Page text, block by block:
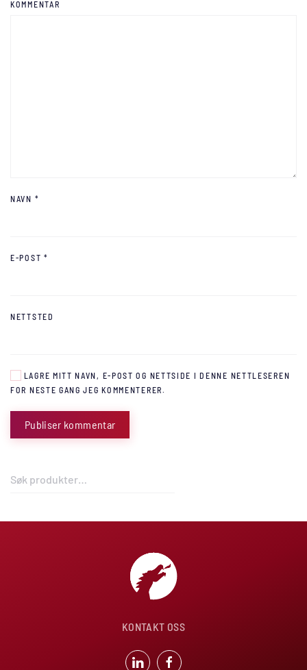
KOMMENTAR
NAVN *
E-POST *
NETTSTED
LAGRE MITT NAVN, E-POST OG NETTSIDE I DENNE NETTLESEREN
FOR NESTE GANG JEG KOMMENTERER.
Publiser kommentar
Søk
KONTAKT OSS